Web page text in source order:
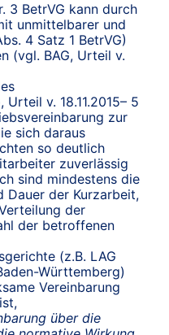
3 BetrVG kann durch
unmittelbarer und
4 Satz 1 BetrVG)
(vgl. BAG, Urteil v.
v. 18.11.2015– 5
zur
sich daraus
so deutlich
zuverlässig
sind mindestens die
Dauer der Kurzarbeit,
der
der betroffenen
(z.B. LAG
Württemberg)
Vereinbarung
über die